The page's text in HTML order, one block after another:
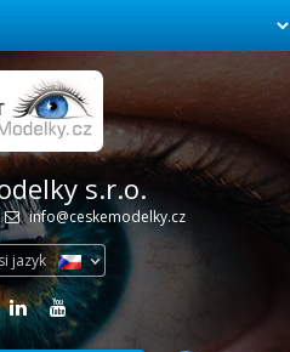
s.r.o.
info@ceskemodelky.cz
jazyk